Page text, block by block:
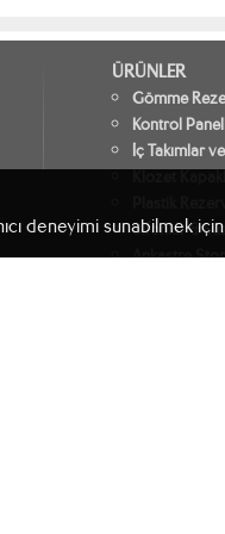
ÜRÜNLER
Gömme
Kontrol
İç Takımlar
Sifonlar &
Ankastre
deneyimi sunabilmek